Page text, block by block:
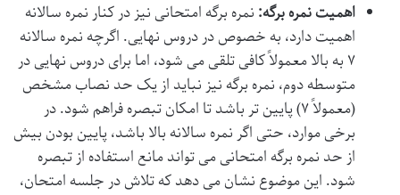
اهمیت نمره برگه: نمره برگه امتحانی نیز در کنار نمره سالانه
اهمیت دارد، به خصوص در دروس نهایی. اگرچه نمره سالانه
۷ به بالا معمولاً کافی تلقی می شود، اما برای دروس نهایی در
متوسطه دوم، نمره برگه نیز نباید از یک حد نصاب مشخص
(معمولاً ۷) پایین تر باشد تا امکان تبصره فراهم شود. در
برخی موارد، حتی اگر نمره سالانه بالا باشد، پایین بودن بیش
از حد نمره برگه امتحانی می تواند مانع استفاده از تبصره
شود. این موضوع نشان می دهد که تلاش در جلسه امتحان،